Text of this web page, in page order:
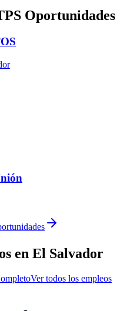
Oportunidades
en El Salvador
Ver todos los empleos